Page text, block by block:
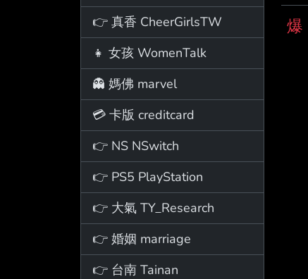
👉 真香 CheerGirlsTW
👧 女孩 WomenTalk
👻 媽佛 marvel
💳 卡版 creditcard
👉 NS NSwitch
👉 PS5 PlayStation
👉 大氣 TY_Research
👉 婚姻 marriage
👉 台南 Tainan
爆